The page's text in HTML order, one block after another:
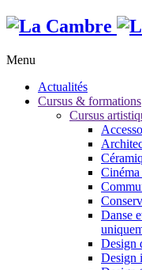
Menu
Actualités
Cursus & formations
Cursus
Danse
Design
Design